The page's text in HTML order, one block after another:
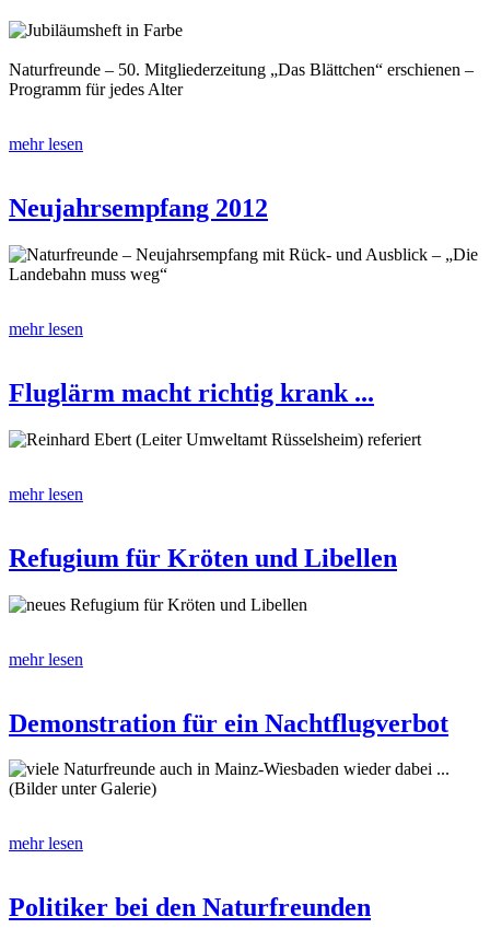
Jubiläumsheft in Farbe
Naturfreunde – 50. Mitgliederzeitung „Das Blättchen“ erschienen –
Programm für jedes Alter
mehr lesen
Neujahrsempfang 2012
Naturfreunde – Neujahrsempfang mit Rück- und Ausblick – „Die
Landebahn muss weg“
mehr lesen
Fluglärm macht richtig krank ...
Reinhard Ebert (Leiter Umweltamt Rüsselsheim) referiert
mehr lesen
Refugium für Kröten und Libellen
neues Refugium für Kröten und Libellen
mehr lesen
Demonstration für ein Nachtflugverbot
viele Naturfreunde auch in Mainz-Wiesbaden wieder dabei ...
(Bilder unter Galerie)
mehr lesen
Politiker bei den Naturfreunden